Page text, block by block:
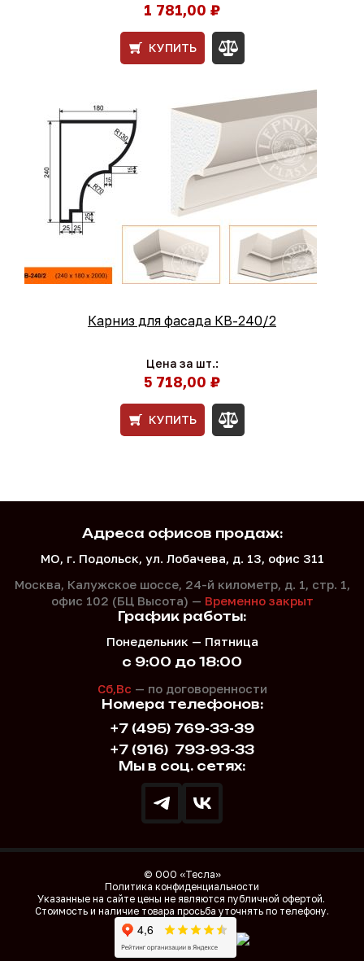
1 781,00 ₽
КУПИТЬ
Карниз для фасада КВ-240/2
Цена за шт.:
5 718,00 ₽
КУПИТЬ
Адреса офисов продаж:
МО, г. Подольск, ул. Лобачева, д. 13, офис 311
Москва, Калужское шоссе, 24-й километр, д. 1, стр. 1,
офис 102 (БЦ Высота) — Временно закрыт
Номера телефонов:
+7 (495) 769-33-39
+7 (916) 793-93-33
График работы:
Понедельник — Пятница
с 9:00 до 18:00
Сб,Вс — по договоренности
Мы в соц. сетях:
© ООО «Тесла»
Политика конфиденциальности
Указанные на сайте цены не являются публичной офертой.
Стоимость и наличие товара просьба уточнять по телефону.